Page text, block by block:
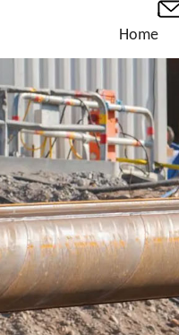
Home